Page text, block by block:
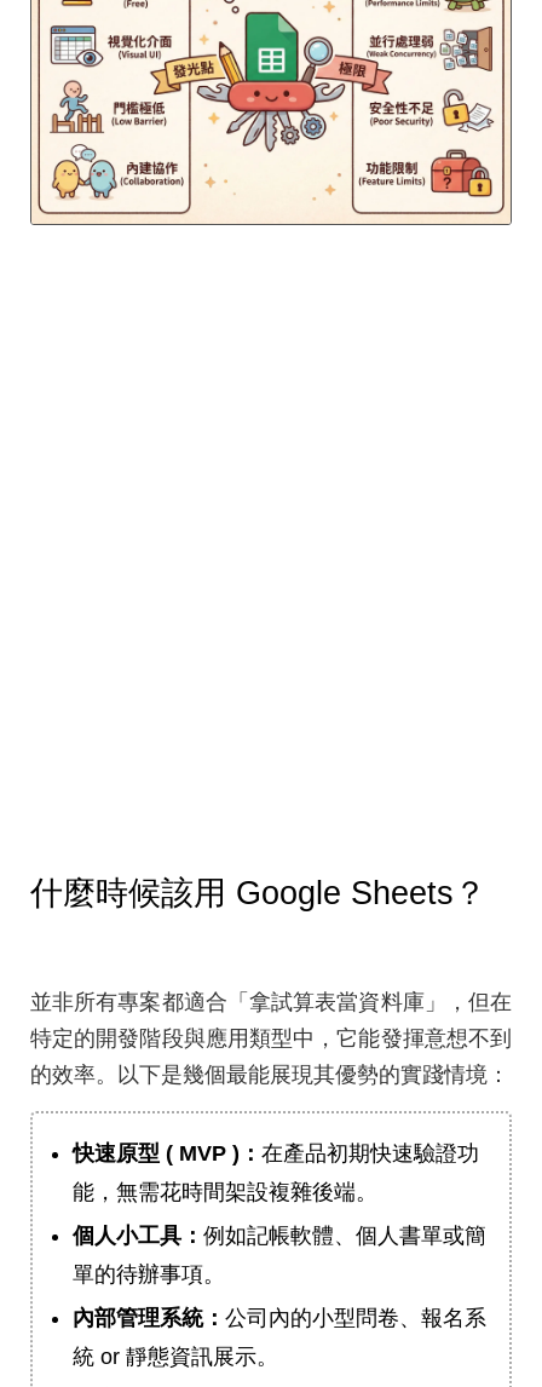
什麼時候該用 Google Sheets？
並非所有專案都適合「拿試算表當資料庫」，但在
特定的開發階段與應用類型中，它能發揮意想不到
的效率。以下是幾個最能展現其優勢的實踐情境：
快速原型 ( MVP )： 在產品初期快速驗證功
能，無需花時間架設複雜後端。
個人小工具： 例如記帳軟體、個人書單或簡
單的待辦事項。
內部管理系統： 公司內的小型問卷、報名系
統 or 靜態資訊展示。